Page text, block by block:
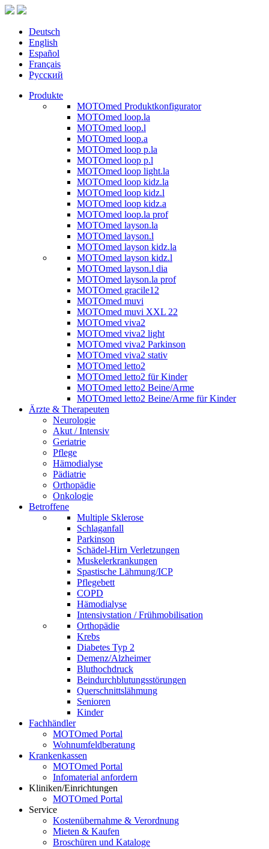
Deutsch
English
Español
Français
Русский
Produkte
MOTOmed Produktkonfigurator
MOTOmed loop.la
MOTOmed loop.l
MOTOmed loop.a
MOTOmed loop p.la
MOTOmed loop p.l
MOTOmed loop light.la
MOTOmed loop kidz.la
MOTOmed loop kidz.l
MOTOmed loop kidz.a
MOTOmed loop.la prof
MOTOmed layson.la
MOTOmed layson.l
MOTOmed layson kidz.la
MOTOmed layson kidz.l
MOTOmed layson.l dia
MOTOmed layson.la prof
MOTOmed gracile12
MOTOmed muvi
MOTOmed muvi XXL 22
MOTOmed viva2
MOTOmed viva2 light
MOTOmed viva2 Parkinson
MOTOmed viva2 stativ
MOTOmed letto2
MOTOmed letto2 für Kinder
MOTOmed letto2 Beine/Arme
MOTOmed letto2 Beine/Arme für Kinder
Ärzte & Therapeuten
Neurologie
Akut / Intensiv
Geriatrie
Pflege
Hämodialyse
Pädiatrie
Orthopädie
Onkologie
Betroffene
Multiple Sklerose
Schlaganfall
Parkinson
Schädel-Hirn Verletzungen
Muskelerkrankungen
Spastische Lähmung/ICP
Pflegebett
COPD
Hämodialyse
Intensivstation / Frühmobilisation
Orthopädie
Krebs
Diabetes Typ 2
Demenz/Alzheimer
Bluthochdruck
Beindurchblutungsstörungen
Querschnittslähmung
Senioren
Kinder
Fachhändler
MOTOmed Portal
Wohnumfeldberatung
Krankenkassen
MOTOmed Portal
Infomaterial anfordern
Kliniken/Einrichtungen
MOTOmed Portal
Service
Kostenübernahme & Verordnung
Mieten & Kaufen
Broschüren und Kataloge